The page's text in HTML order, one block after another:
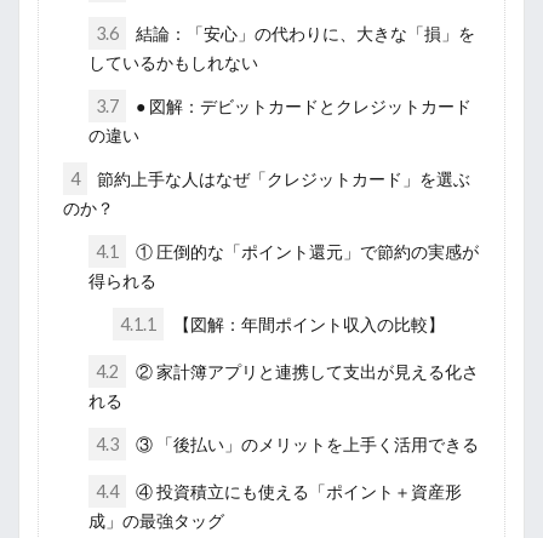
3.6
結論：「安心」の代わりに、大きな「損」を
しているかもしれない
3.7
● 図解：デビットカードとクレジットカード
の違い
4
節約上手な人はなぜ「クレジットカード」を選ぶ
のか？
4.1
① 圧倒的な「ポイント還元」で節約の実感が
得られる
4.1.1 【図解：年間ポイント収入の比較】
4.2
② 家計簿アプリと連携して支出が見える化さ
れる
4.3 ③ 「後払い」のメリットを上手く活用できる
4.4
④ 投資積立にも使える「ポイント＋資産形
成」の最強タッグ